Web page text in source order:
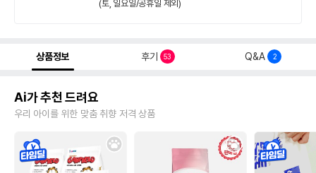
(토, 일요일/공휴일 제외)
상품정보 후기 53 Q&A 2
Ai가 추천 드려요
우리 아이를 위한 맞춤 취향 저격 상품